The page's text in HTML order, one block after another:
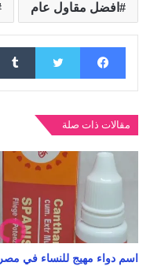
افضل مقاول عام
فيسبوك تويتر
مقالات ذات صلة
اسم دواء مهيج للنساء في مصر